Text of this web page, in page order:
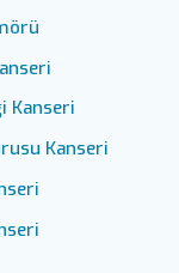
Kanseri
Kanseri